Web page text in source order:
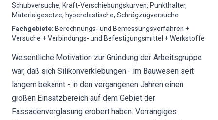
Schubversuche, Kraft-Verschiebungskurven, Punkthalter,
Materialgesetze, hyperelastische, Schrägzugversuche
Fachgebiete: Berechnungs- und Bemessungsverfahren +
Versuche + Verbindungs- und Befestigungsmittel + Werkstoffe
Wesentliche Motivation zur Gründung der Arbeitsgruppe
war, daß sich Silikonverklebungen - im Bauwesen seit
langem bekannt - in den vergangenen Jahren einen
großen Einsatzbereich auf dem Gebiet der
Fassadenverglasung erobert haben. Vorrangiges